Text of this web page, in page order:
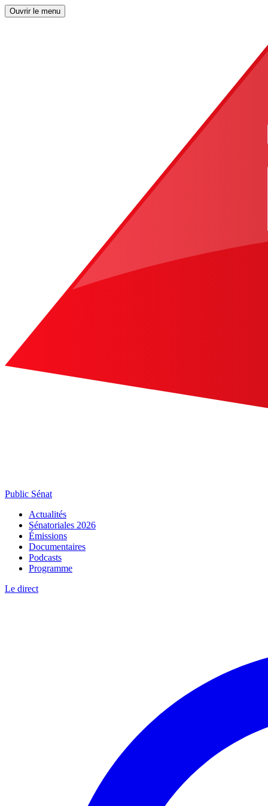
Ouvrir le menu
Public Sénat
Actualités
Sénatoriales 2026
Émissions
Documentaires
Podcasts
Programme
Le direct